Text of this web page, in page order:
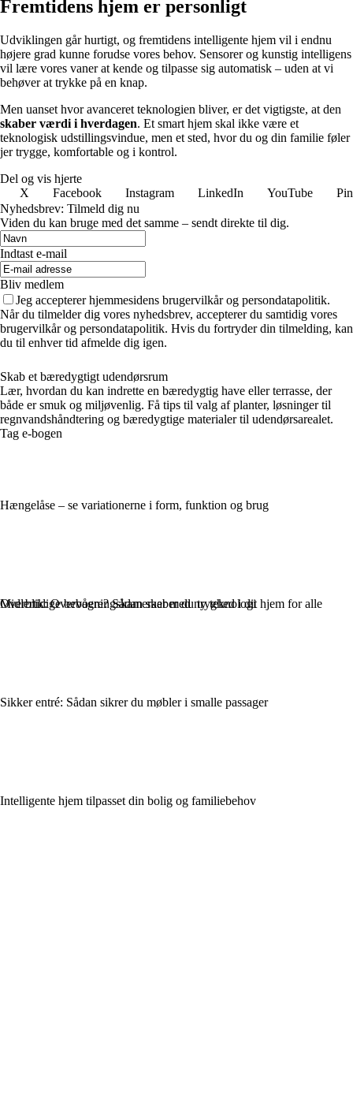
Fremtidens hjem er personligt
Udviklingen går hurtigt, og fremtidens intelligente hjem vil i endnu
højere grad kunne forudse vores behov. Sensorer og kunstig intelligens
vil lære vores vaner at kende og tilpasse sig automatisk – uden at vi
behøver at trykke på en knap.
Men uanset hvor avanceret teknologien bliver, er det vigtigste, at den
skaber værdi i hverdagen. Et smart hjem skal ikke være et
teknologisk udstillingsvindue, men et sted, hvor du og din familie føler
jer trygge, komfortable og i kontrol.
Del og vis hjerte
X
Facebook Instagram LinkedIn YouTube
Nyhedsbrev: Tilmeld dig nu
Viden du kan bruge med det samme – sendt direkte til dig.
Indtast e-mail
Bliv medlem
Jeg accepterer hjemmesidens brugervilkår og persondatapolitik.
Når du tilmelder dig vores nyhedsbrev, accepterer du samtidig vores
brugervilkår og persondatapolitik. Hvis du fortryder din tilmelding, kan
du til enhver tid afmelde dig igen.
Skab et bæredygtigt udendørsrum
Lær, hvordan du kan indrette en bæredygtig have eller terrasse, der
både er smuk og miljøvenlig. Få tips til valg af planter, løsninger til
regnvandshåndtering og bæredygtige materialer til udendørsarealet.
Tag e-bogen
Hængelåse – se variationerne i form, funktion og brug
Overblik: Overvågningskameraer med ny teknologi
Sikker entré: Sådan sikrer du møbler i smalle passager
Intelligente hjem tilpasset din bolig og familiebehov
Midlertidige beboere? Sådan skaber du tryghed i dit hjem for alle